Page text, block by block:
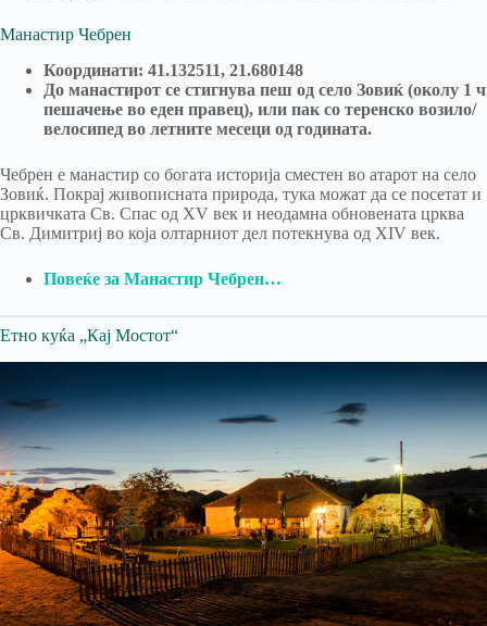
Манастир Чебрен
Координати: 41.132511, 21.680148
До манастирот се стигнува пеш од село Зовиќ (околу 1 ч
пешачење во еден правец), или пак со теренско возило/
велосипед во летните месеци од годината.
Чебрен е манастир со богата историја сместен во атарот на село
Зовиќ. Покрај живописната природа, тука можат да се посетат и
црквичката Св. Спас од XV век и неодамна обновената црква
Св. Димитриј во која олтарниот дел потекнува од XIV век.
Повеќе за Манастир Чебрен…
Етно куќа „Кај Мостот“